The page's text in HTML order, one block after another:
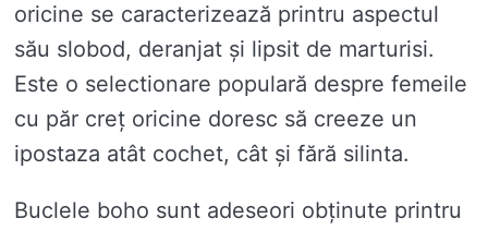
oricine se caracterizează printru aspectul
său slobod, deranjat și lipsit de marturisi.
Este o selectionare populară despre femeile
cu păr creț oricine doresc să creeze un
ipostaza atât cochet, cât și fără silinta.
Buclele boho sunt adeseori obținute printru